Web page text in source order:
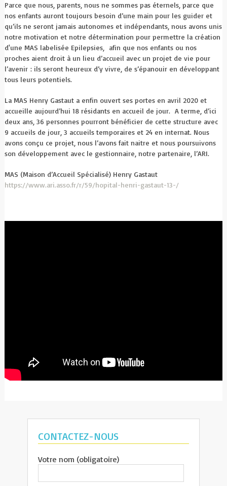
Parce que nous, parents, nous ne sommes pas éternels, parce que
nos enfants auront toujours besoin d’une main pour les guider et
qu’ils ne seront jamais autonomes et indépendants, nous avons unis
notre motivation et notre détermination pour permettre la création
d'une MAS labelisée Epilepsies, afin que nos enfants ou nos
proches aient droit à un lieu d’accueil avec un projet de vie pour
l’avenir : ils seront heureux d’y vivre, de s’épanouir en développant
tous leurs potentiels.
La MAS Henry Gastaut a enfin ouvert ses portes en avril 2020 et
accueille aujourd’hui 18 résidants en accueil de jour. A terme, d’ici
deux ans, 36 personnes pourront bénéficier de cette structure avec
9 accueils de jour, 3 accueils temporaires et 24 en internat. Nous
avons conçu ce projet, nous l’avons fait naitre et nous poursuivons
son développement avec le gestionnaire, notre partenaire, l’ARI.
MAS (Maison d’Accueil Spécialisé) Henry Gastaut
https://www.ari.asso.fr/r/59/hopital-henri-gastaut-13-/
CONTACTEZ-NOUS
Votre nom (obligatoire)